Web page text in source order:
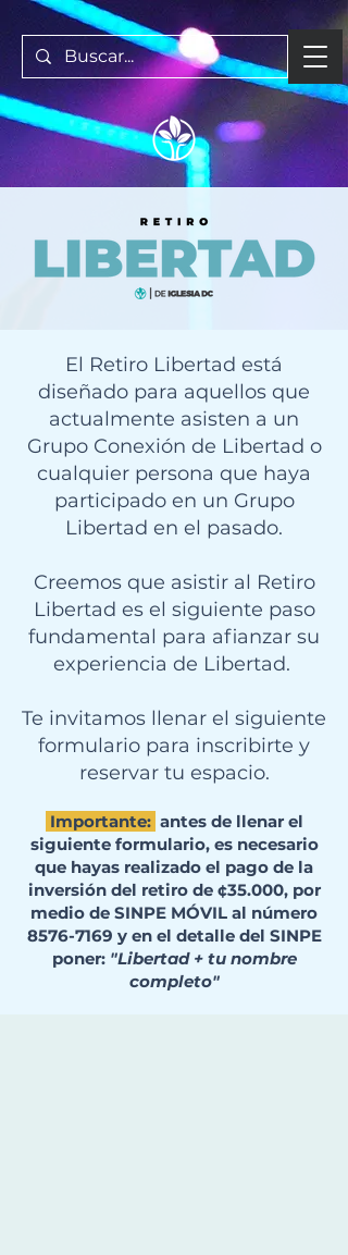
El Retiro Libertad está
diseñado para aquellos que
actualmente asisten a un
Grupo Conexión de Libertad o
cualquier persona que haya
participado en un Grupo
Libertad en el pasado.
Creemos que asistir al Retiro
Libertad es el siguiente paso
fundamental para afianzar su
experiencia de Libertad.
Te invitamos llenar el siguiente
formulario para inscribirte y
reservar tu espacio.
Importante: antes de llenar el
siguiente formulario, es necesario
que hayas realizado el pago de la
inversión del retiro de ¢35.000, por
medio de SINPE MÓVIL al número
8576-7169 y en el detalle del SINPE
poner: "Libertad + tu nombre
completo"